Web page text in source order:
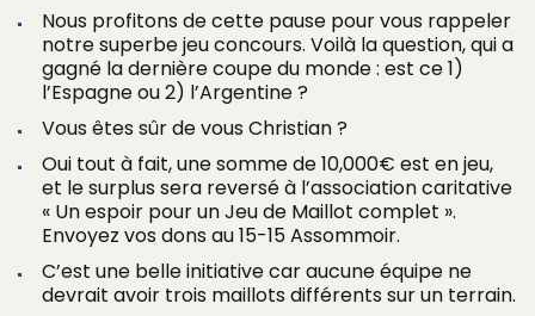
Nous profitons de cette pause pour vous rappeler
notre superbe jeu concours. Voilà la question, qui a
gagné la dernière coupe du monde : est ce 1)
l’Espagne ou 2) l’Argentine ?
Vous êtes sûr de vous Christian ?
Oui tout à fait, une somme de 10,000€ est en jeu,
et le surplus sera reversé à l’association caritative
« Un espoir pour un Jeu de Maillot complet ».
Envoyez vos dons au 15-15 Assommoir.
C’est une belle initiative car aucune équipe ne
devrait avoir trois maillots différents sur un terrain.